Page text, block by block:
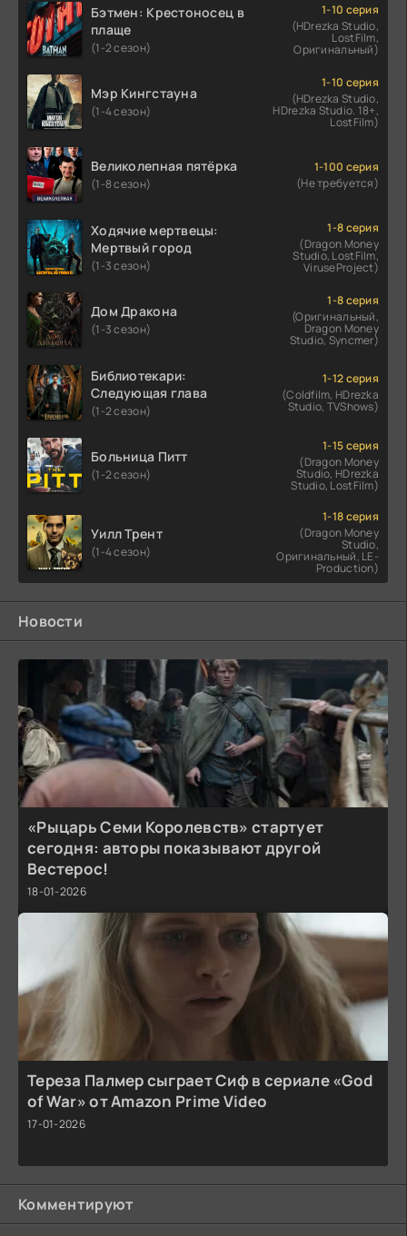
Бэтмен: Крестоносец в
плаще
(1-2 сезон)
1-10 серия
(HDrezka Studio,
LostFilm,
Оригинальный)
Мэр Кингстауна
(1-4 сезон)
1-10 серия
(HDrezka Studio,
HDrezka Studio. 18+,
LostFilm)
Великолепная пятёрка
(1-8 сезон)
1-100 серия
(Не требуется)
Ходячие мертвецы:
Мертвый город
(1-3 сезон)
1-8 серия
(Dragon Money
Studio, LostFilm,
ViruseProject)
Дом Дракона
(1-3 сезон)
1-8 серия
(Оригинальный,
Dragon Money
Studio, Syncmer)
Библиотекари:
Следующая глава
(1-2 сезон)
1-12 серия
(Coldfilm, HDrezka
Studio, TVShows)
Больница Питт
(1-2 сезон)
1-15 серия
(Dragon Money
Studio, HDrezka
Studio, LostFilm)
Уилл Трент
(1-4 сезон)
1-18 серия
(Dragon Money
Studio,
Оригинальный, LE-
Production)
Новости
«Рыцарь Семи Королевств» стартует
сегодня: авторы показывают другой
Вестерос!
18-01-2026
Тереза Палмер сыграет Сиф в сериале «God
of War» от Amazon Prime Video
17-01-2026
Комментируют